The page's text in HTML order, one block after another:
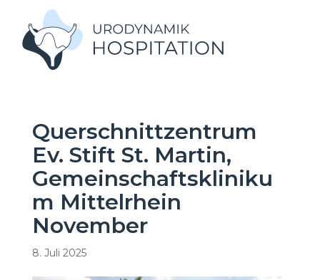
Querschnittzentrum
Ev. Stift St. Martin,
Gemeinschaftskliniku
m Mittelrhein
November
8. Juli 2025